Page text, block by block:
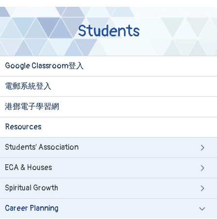
Students
Google Classroom登入
電郵系統登入
港鄧電子學習網
Resources
Students' Association
ECA & Houses
Spiritual Growth
Career Planning